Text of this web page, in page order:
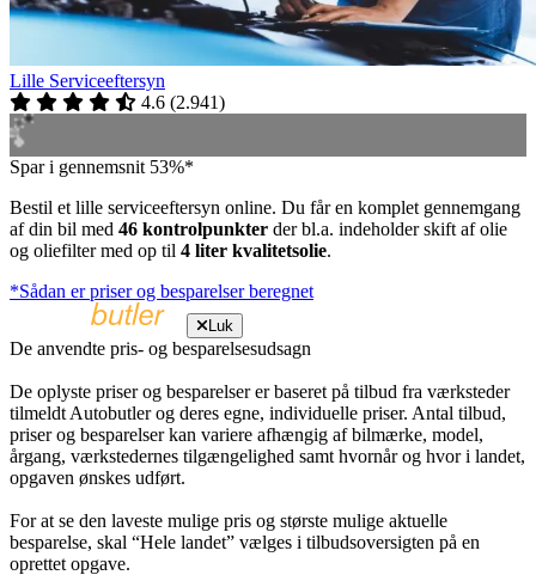
Lille Serviceeftersyn
4.6 (2.941)
Spar i gennemsnit 53%*
Bestil et lille serviceeftersyn online. Du får en komplet gennemgang
af din bil med 46 kontrolpunkter der bl.a. indeholder skift af olie
og oliefilter med op til 4 liter kvalitetsolie.
*Sådan er priser og besparelser beregnet
Luk
De anvendte pris- og besparelsesudsagn
De oplyste priser og besparelser er baseret på tilbud fra værksteder
tilmeldt Autobutler og deres egne, individuelle priser. Antal tilbud,
priser og besparelser kan variere afhængig af bilmærke, model,
årgang, værkstedernes tilgængelighed samt hvornår og hvor i landet,
opgaven ønskes udført.
For at se den laveste mulige pris og største mulige aktuelle
besparelse, skal “Hele landet” vælges i tilbudsoversigten på en
oprettet opgave.